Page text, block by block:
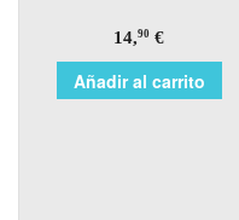
14,90 €
Añadir al carrito